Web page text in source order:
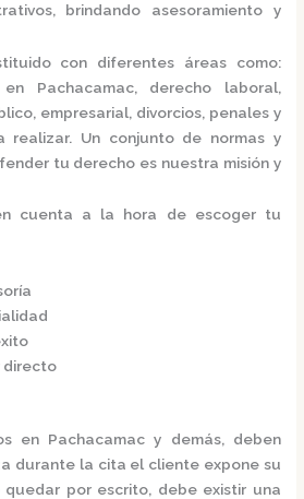
brindando asesoramiento y
con diferentes áreas como:
Pachacamac, derecho laboral,
empresarial, divorcios, penales y
realizar. Un conjunto de normas y
tu derecho es nuestra misión y
cuenta a la hora de escoger tu
directo
en Pachacamacy demás, deben
durante la cita el cliente expone su
por escrito, debe existir una